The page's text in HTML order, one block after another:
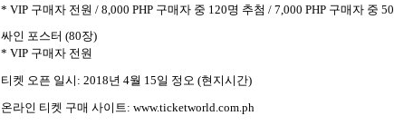
* VIP 구매자 전원 / 8,000 PHP 구매자 중 120명 추첨 / 7,000 PHP 구매자 중 50
싸인 포스터 (80장)
* VIP 구매자 전원
티켓 오픈 일시 : 2018년 4월 15일 정오 (현지시간)
온라인 티켓 구매 사이트 : www.ticketworld.com.ph